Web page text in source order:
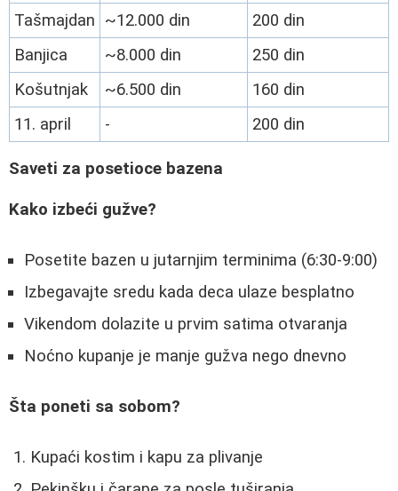
Tašmajdan ~12.000 din
200 din
Banjica
~8.000 din
250 din
Košutnjak
~6.500 din
160 din
11. april
- 200 din
Saveti za posetioce bazena
Kako izbeći gužve?
Posetite bazen u jutarnjim terminima (6:30-9:00)
Izbegavajte sredu kada deca ulaze besplatno
Vikendom dolazite u prvim satima otvaranja
Noćno kupanje je manje gužva nego dnevno
Šta poneti sa sobom?
Kupaći kostim i kapu za plivanje